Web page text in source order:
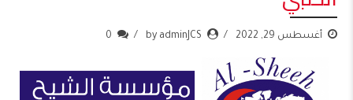
أغسطس 29, 2022 by adminJCS
0